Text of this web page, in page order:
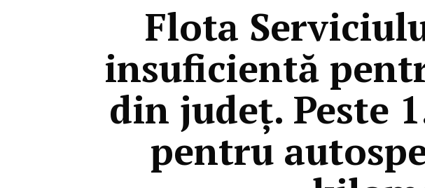
Flota
insuficientă
din județ. Peste
pentru